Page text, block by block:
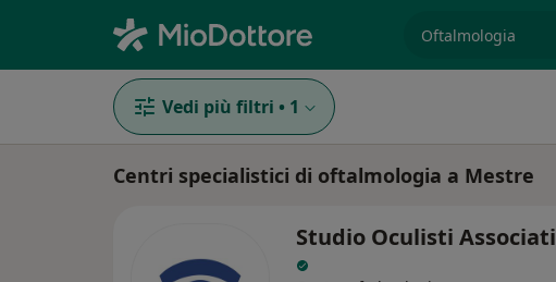
Vedi più filtri • 1
Centri specialistici di oftalmologia a Mestre
Studio Oculisti Associati